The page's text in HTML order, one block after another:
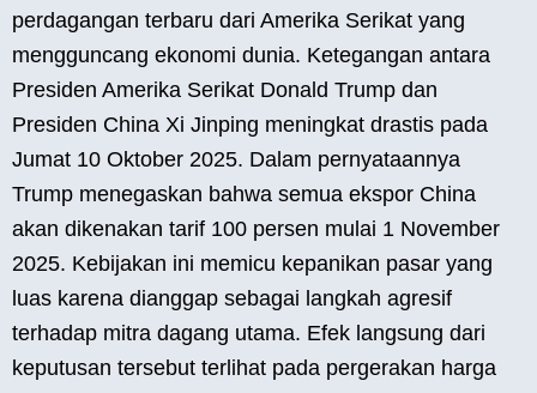
perdagangan terbaru dari Amerika Serikat yang
mengguncang ekonomi dunia. Ketegangan antara
Presiden Amerika Serikat Donald Trump dan
Presiden China Xi Jinping meningkat drastis pada
Jumat 10 Oktober 2025. Dalam pernyataannya
Trump menegaskan bahwa semua ekspor China
akan dikenakan tarif 100 persen mulai 1 November
2025. Kebijakan ini memicu kepanikan pasar yang
luas karena dianggap sebagai langkah agresif
terhadap mitra dagang utama. Efek langsung dari
keputusan tersebut terlihat pada pergerakan harga